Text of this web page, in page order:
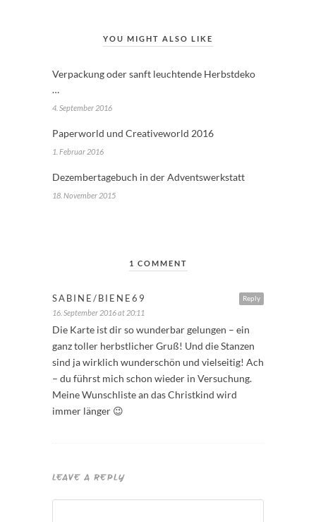
YOU MIGHT ALSO LIKE
Verpackung oder sanft leuchtende Herbstdeko
…
4. September 2016
Paperworld und Creativeworld 2016
1. Februar 2016
Dezembertagebuch in der Adventswerkstatt
18. November 2015
1 COMMENT
Reply
SABINE/BIENE69
16. September 2016 at 20:11
Die Karte ist dir so wunderbar gelungen – ein
ganz toller herbstlicher Gruß! Und die Stanzen
sind ja wirklich wunderschön und vielseitig! Ach
– du führst mich schon wieder in Versuchung.
Meine Wunschliste an das Christkind wird
immer länger 😉
LEAVE A REPLY